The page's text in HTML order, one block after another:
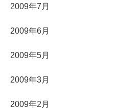
2009年7月
2009年6月
2009年5月
2009年3月
2009年2月